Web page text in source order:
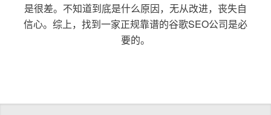
是很差。不知道到底是什么原因，无从改进，丧失自
信心。综上，找到一家正规靠谱的谷歌SEO公司是必
要的。